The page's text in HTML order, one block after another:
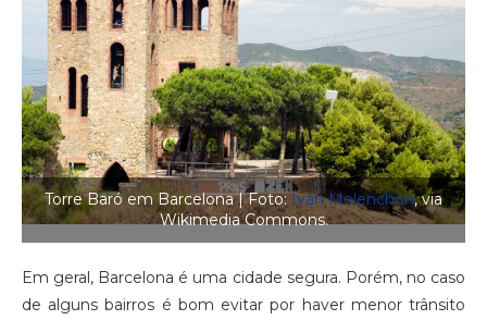
Torre Baró em Barcelona | Foto:Iván Melenchón, via
Wikimedia Commons.
Em geral, Barcelona é uma cidade segura. Porém, no caso
de alguns bairros é bom evitar por haver menor trânsito